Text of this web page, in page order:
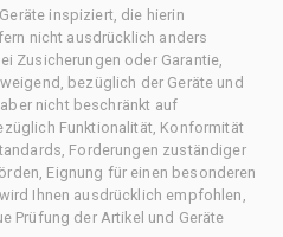
inspiziert, die hierin
nicht ausdrücklich anders
Zusicherungen oder Garantie,
bezüglich der Geräte und
nicht beschränkt auf
Funktionalität, Konformität
Forderungen zuständiger
Eignung für einen besonderen
Ihnen ausdrücklich empfohlen,
Prüfung der Artikel und Geräte